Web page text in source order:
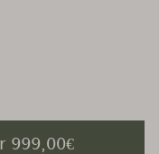
999,00€